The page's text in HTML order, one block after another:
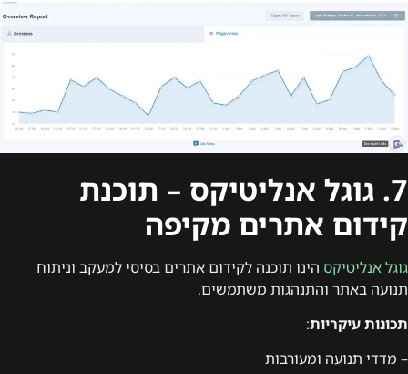
7. גוגל אנליטיקס – תוכנת
קידום אתרים מקיפה
גוגל אנליטיקס הינו תוכנה לקידום אתרים בסיסי למעקב וניתוח
תנועה באתר והתנהגות משתמשים.
תכונות עיקריות:
– מדדי תנועה ומעורבות